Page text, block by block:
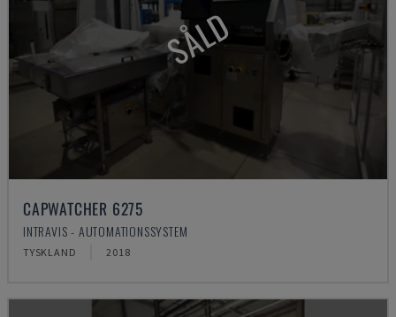
SÅLD
CAPWATCHER 6275
INTRAVIS - AUTOMATIONSSYSTEM
TYSKLAND 2018